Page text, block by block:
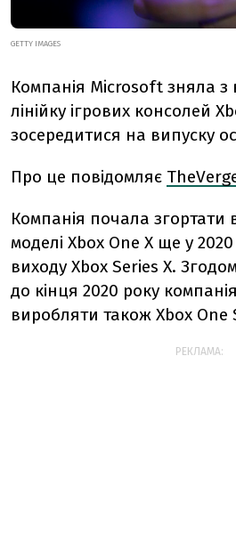
GETTY IMAGES
Компанія Microsoft зняла
лінійку ігрових консолей
зосередитися на випуску
Про це повідомляє
Компанія почала згортати
моделі Xbox One X ще у
виходу Xbox Series X.
до кінця 2020 року
виробляти також Xbox One
РЕКЛАМА: